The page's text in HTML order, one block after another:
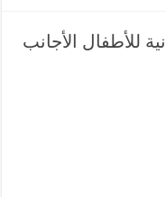
للأطفال الأجانب